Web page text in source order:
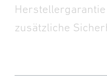
zusätzliche